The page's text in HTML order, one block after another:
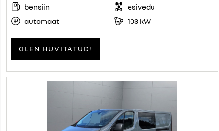
bensiin
esivedu
automaat
103 kW
OLEN HUVITATUD!